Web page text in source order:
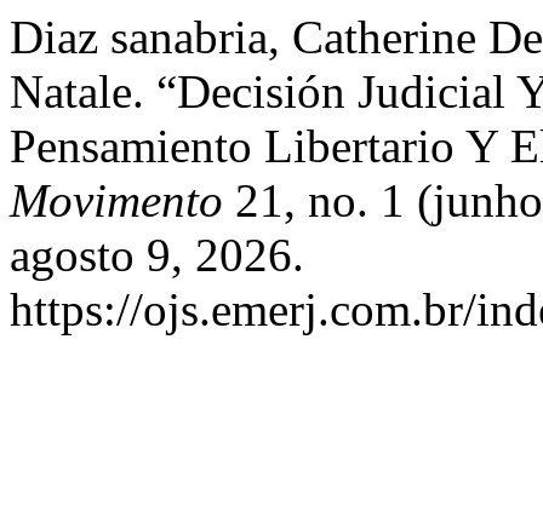
Diaz sanabria, Catherine
Natale. “Decisión Judicial
Pensamiento Libertario Y
Movimento 21, no. 1
agosto 9, 2026.
https://ojs.emerj.com.br/